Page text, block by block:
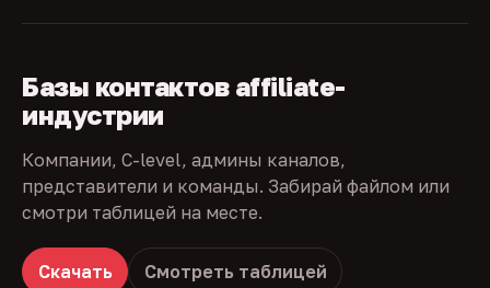
Базы контактов affiliate-
индустрии
Компании, C-level, админы каналов,
представители и команды. Забирай файлом или
смотри таблицей на месте.
Скачать Смотреть таблицей